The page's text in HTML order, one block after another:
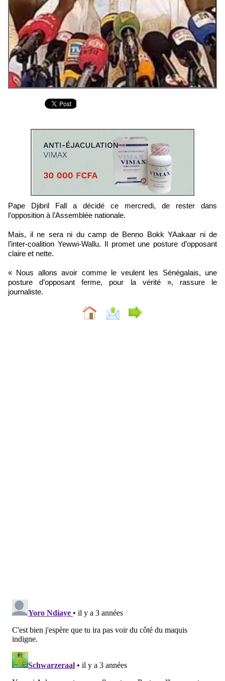
Pape Djibril Fall a décidé ce mercredi, de rester dans
l’opposition à l’Assemblée nationale.
Mais, il ne sera ni du camp de Benno Bokk YAakaar ni de
l’inter-coalition Yewwi-Wallu. Il promet une posture d’opposant
claire et nette.
« Nous allons avoir comme le veulent les Sénégalais, une
posture d’opposant ferme, pour la vérité », rassure le
journaliste.